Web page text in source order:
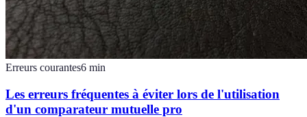
Erreurs courantes6 min
Les erreurs fréquentes à éviter lors de l'utilisation
d'un comparateur mutuelle pro